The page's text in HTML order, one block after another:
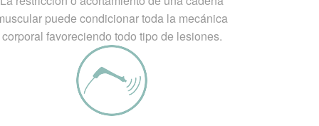
como:
que producen un desgaste
obstrucción de los vasos en los
del tendón durante la
puede condicionar toda la mecánica
corporal favoreciendo todo tipo de lesiones.